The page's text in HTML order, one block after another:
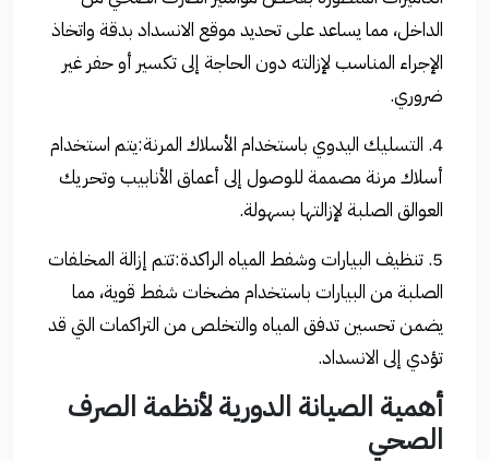
الداخل، مما يساعد على تحديد موقع الانسداد بدقة واتخاذ
الإجراء المناسب لإزالته دون الحاجة إلى تكسير أو حفر غير
ضروري.
4. التسليك اليدوي باستخدام الأسلاك المرنة:يتم استخدام
أسلاك مرنة مصممة للوصول إلى أعماق الأنابيب وتحريك
العوالق الصلبة لإزالتها بسهولة.
5. تنظيف البيارات وشفط المياه الراكدة:تتم إزالة المخلفات
الصلبة من البيارات باستخدام مضخات شفط قوية، مما
يضمن تحسين تدفق المياه والتخلص من التراكمات التي قد
تؤدي إلى الانسداد.
أهمية الصيانة الدورية لأنظمة الصرف
الصحي